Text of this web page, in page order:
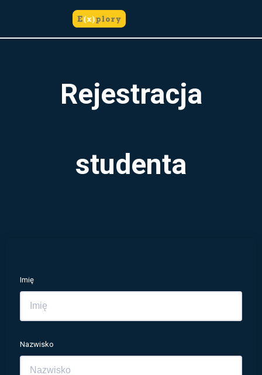
Rejestracja
studenta
Imię
Nazwisko